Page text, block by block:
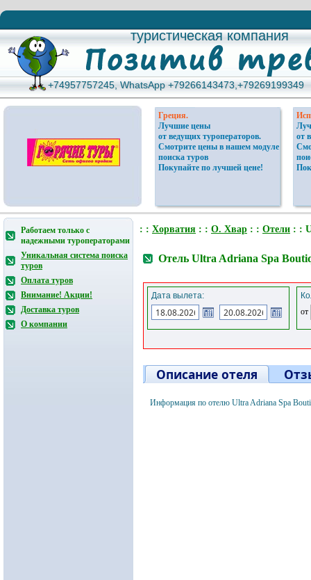
туристическая компания
туристическая компания
+74957757245, WhatsApp +79266143473,+79269199349
+74957757245, WhatsApp +79266143473,+79269199349
Греция.
Лучшие цены
от ведущих туроператоров.
Смотрите цены в нашем модуле
поиска туров
Покупайте по лучшей цене!
от
Работаем только с
надежными туроператорами
Уникальная система поиска
туров
Оплата туров
Внимание! Акции!
Доставка туров
О компании
: : Хорватия : : О. Хвар : : Отели : :
Отель Ultra Adriana Spa
Дата вылета:
от
Описание отеля
Информация по отелю Ultra Adriana Spa